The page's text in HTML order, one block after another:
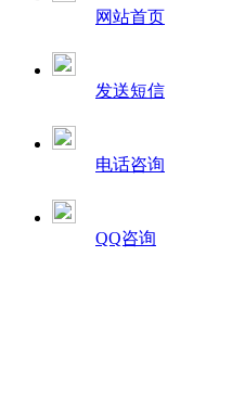
网站首页
发送短信
电话咨询
QQ咨询